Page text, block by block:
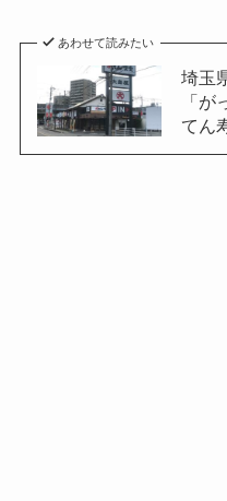
あわせて読みたい
埼玉
「
てん